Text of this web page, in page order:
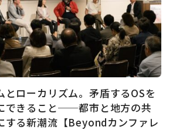
とローカリズム。矛盾するOSを
できること──都市と地方の共
する新潮流【Beyondカンファレ